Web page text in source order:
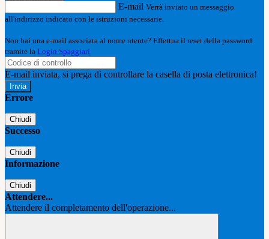
E-mail Verrà inviato un messaggio
all'indirizzo indicato con le istruzioni necessarie.
Non hai una e-mail associata al nome utente? Effettua il reset della password
tramite la Login Spaggiari
E-mail inviata, si prega di controllare la casella di posta elettronica!
Errore
Chiudi
Successo
Chiudi
Informazione
Chiudi
Attendere...
Attendere il completamento dell'operazione...